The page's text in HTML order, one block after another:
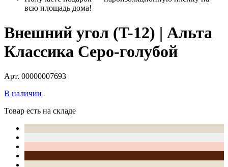
всю площадь дома!
Внешний угол (T-12) | Альта
Классика Серо-голубой
Арт. 00000007693
В наличии
Товар есть на складе